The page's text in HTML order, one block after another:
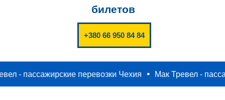
билетов
+380 66 950 84 84
перевозки Чехия Мак Тревел -